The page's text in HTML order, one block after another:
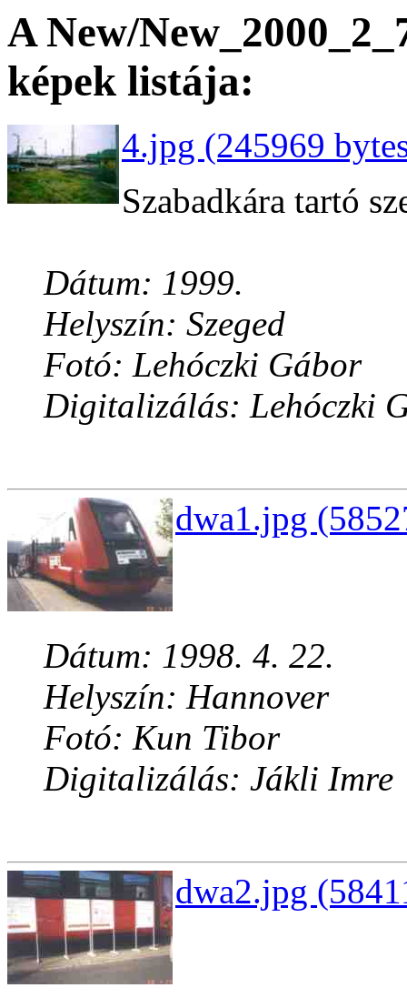
A New/
képek listája:
4.jpg (245969
Szabadkára tartó
Dátum: 1999.
Helyszín: Szeged
Fotó: Lehóczki Gábor
Digitalizálás: Lehóczki
dwa1.jpg
Dátum: 1998. 4. 22.
Helyszín: Hannover
Fotó: Kun Tibor
Digitalizálás: Jákli Imre
dwa2.jpg